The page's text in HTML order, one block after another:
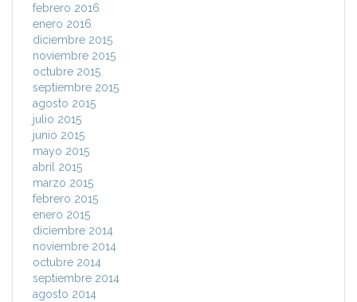
febrero 2016
enero 2016
diciembre 2015
noviembre 2015
octubre 2015
septiembre 2015
agosto 2015
julio 2015
junio 2015
mayo 2015
abril 2015
marzo 2015
febrero 2015
enero 2015
diciembre 2014
noviembre 2014
octubre 2014
septiembre 2014
agosto 2014